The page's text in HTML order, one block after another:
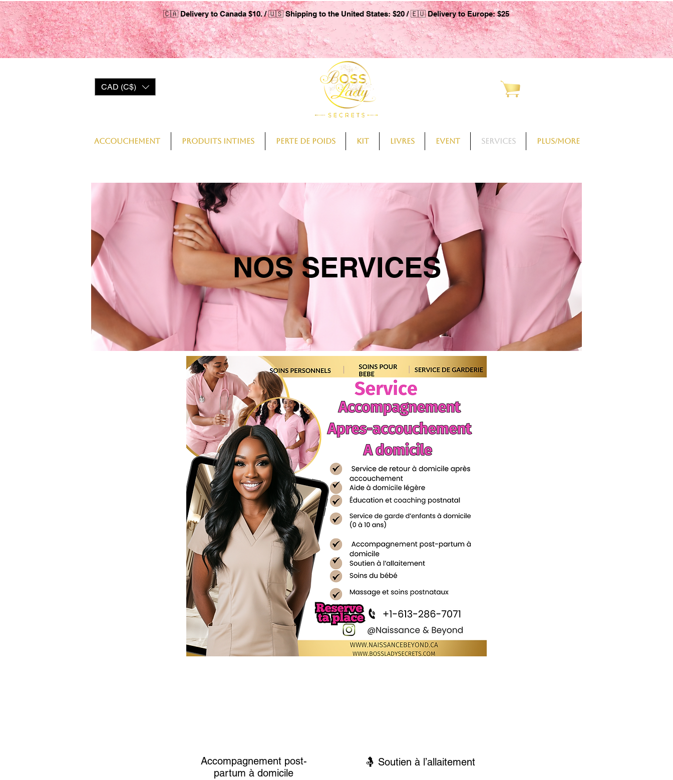
🇨🇦 Delivery to Canada $10. / 🇺🇸 Shipping to the United States: $20 / 🇪🇺 Delivery to Europe: $25
CAD (C$)
Accouchement Produits intimes Perte de Poids Kit Livres Event Services PLUS/More
NOS SERVICES
Accompagnement post-
partum à domicile
🤱 Soutien à l’allaitement